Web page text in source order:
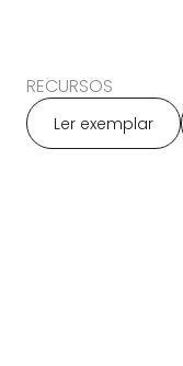
RECURSOS
Ler exemplar